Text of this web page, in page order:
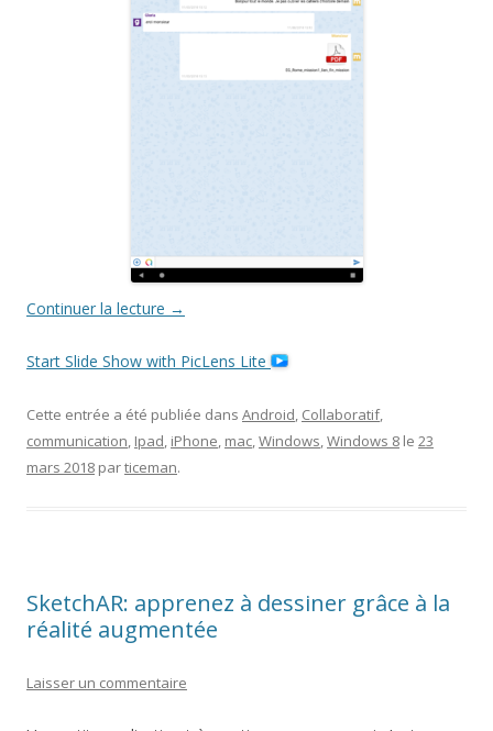
Continuer la lecture →
Start Slide Show with PicLens Lite
Cette entrée a été publiée dans Android, Collaboratif,
communication, Ipad, iPhone, mac,Windows,Windows 8 le 23
mars 2018 particeman.
SketchAR: apprenez à dessiner grâce à la
réalité augmentée
Laisser un commentaire